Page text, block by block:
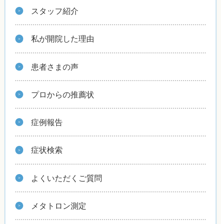
スタッフ紹介
私が開院した理由
患者さまの声
プロからの推薦状
症例報告
症状検索
よくいただくご質問
メタトロン測定